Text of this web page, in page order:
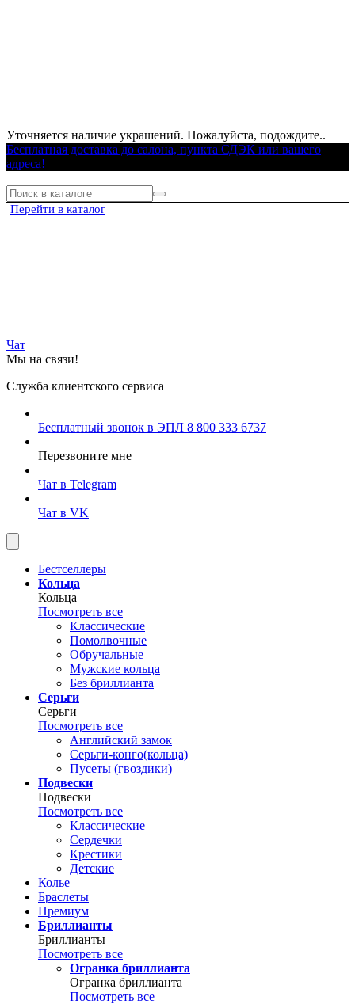
Уточняется наличие украшений. Пожалуйста, подождите..
Бесплатная доставка до салона, пункта СДЭК или вашего
адреса!
Перейти в каталог
Чат
Мы на связи!
Служба клиентского сервиса
Бесплатный звонок в ЭПЛ 8 800 333 6737
Перезвоните мне
Чат в Telegram
Чат в VK
Бестселлеры
Кольца
Кольца
Посмотреть все
Классические
Помолвочные
Обручальные
Мужские кольца
Без бриллианта
Серьги
Серьги
Посмотреть все
Английский замок
Серьги-конго(кольца)
Пусеты (гвоздики)
Подвески
Подвески
Посмотреть все
Классические
Сердечки
Крестики
Детские
Колье
Браслеты
Премиум
Бриллианты
Бриллианты
Посмотреть все
Огранка бриллианта
Огранка бриллианта
Посмотреть все